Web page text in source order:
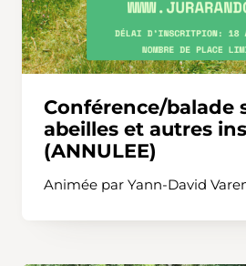
Conférence/balade
abeilles et autres
(ANNULEE)
Animée par Yann-David